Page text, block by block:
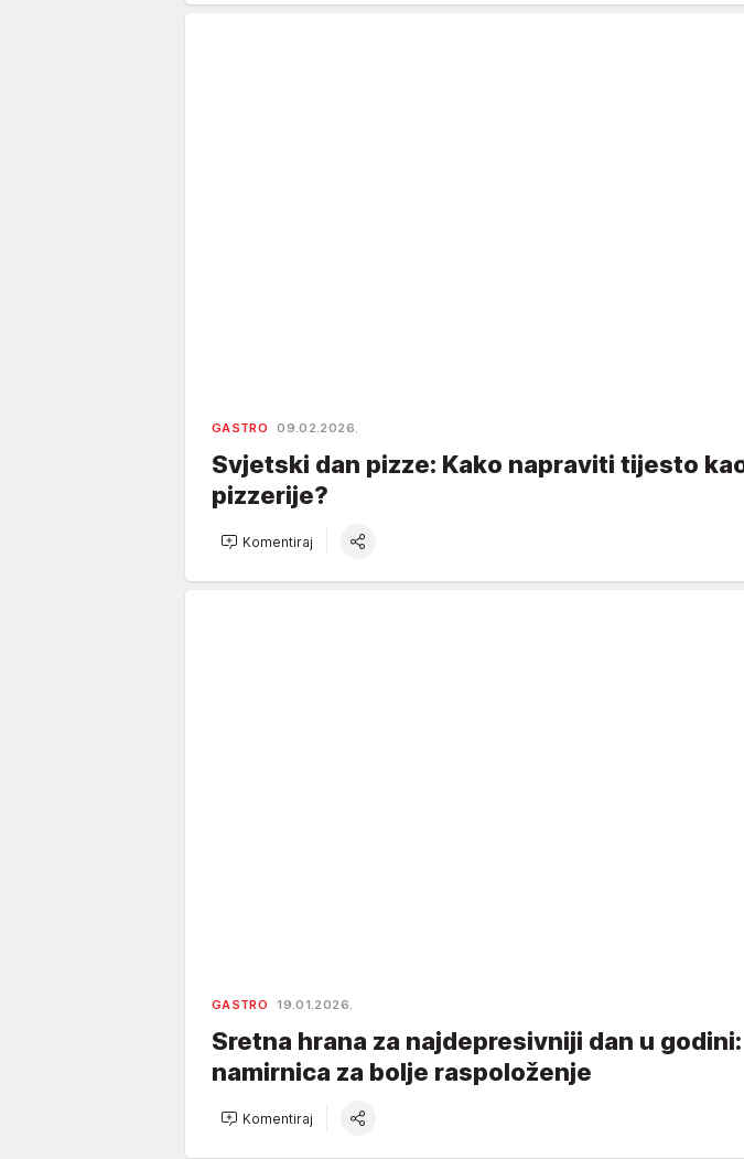
GASTRO 09.02.2026.
Svjetski dan pizze: Kako napraviti tijesto
pizzerije?
Komentiraj
GASTRO 19.01.2026.
Sretna hrana za najdepresivniji dan u
namirnica za bolje raspoloženje
Komentiraj